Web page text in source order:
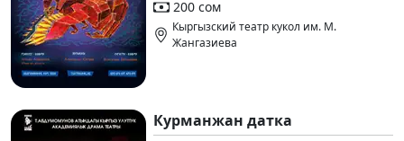
200 сом
Кыргызский театр кукол им. М.
Жангазиева
Курманжан датка